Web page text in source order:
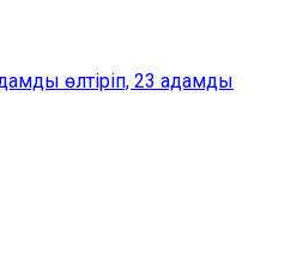
өлтіріп, 23 адамды